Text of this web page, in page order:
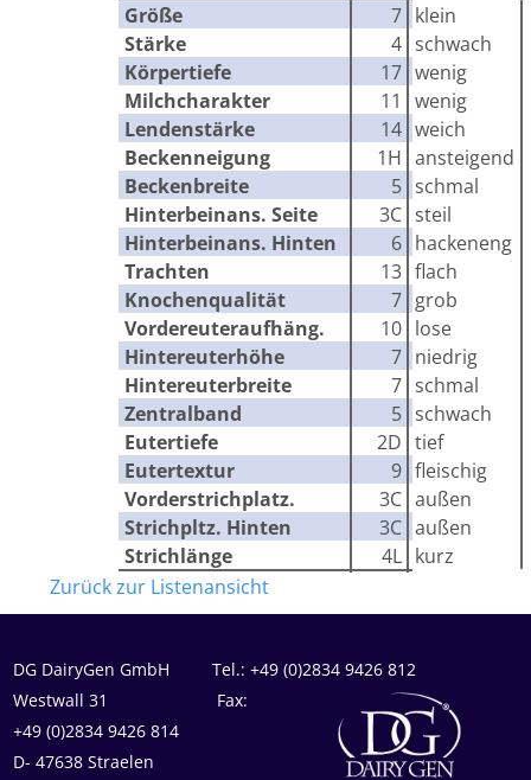
Größe
7 klein
Stärke
4 schwach
Körpertiefe
17 wenig
Milchcharakter
11 wenig
Lendenstärke
14 weich
Beckenneigung
1H ansteigend
Beckenbreite
5 schmal
Hinterbeinans. Seite
3C steil
Hinterbeinans. Hinten
6 hackeneng
Trachten
13 flach
Knochenqualität
7 grob
Vordereuteraufhäng.
10 lose
Hintereuterhöhe
7 niedrig
Hintereuterbreite
7 schmal
Zentralband
5 schwach
Eutertiefe
2D tief
Eutertextur
9 fleischig
Vorderstrichplatz.
3C außen
Strichpltz. Hinten
3C außen
Strichlänge
4L kurz
Zurück zur Listenansicht
DG DairyGen GmbH Tel.: +49 (0)2834 9426 812
Westwall 31 Fax:
+49 (0)2834 9426 814
D- 47638 Straelen